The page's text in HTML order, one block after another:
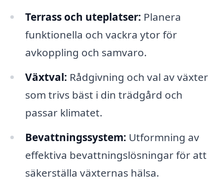
Terrass och uteplatser: Planera
funktionella och vackra ytor för
avkoppling och samvaro.
Växtval: Rådgivning och val av växter
som trivs bäst i din trädgård och
passar klimatet.
Bevattningssystem: Utformning av
effektiva bevattningslösningar för att
säkerställa växternas hälsa.